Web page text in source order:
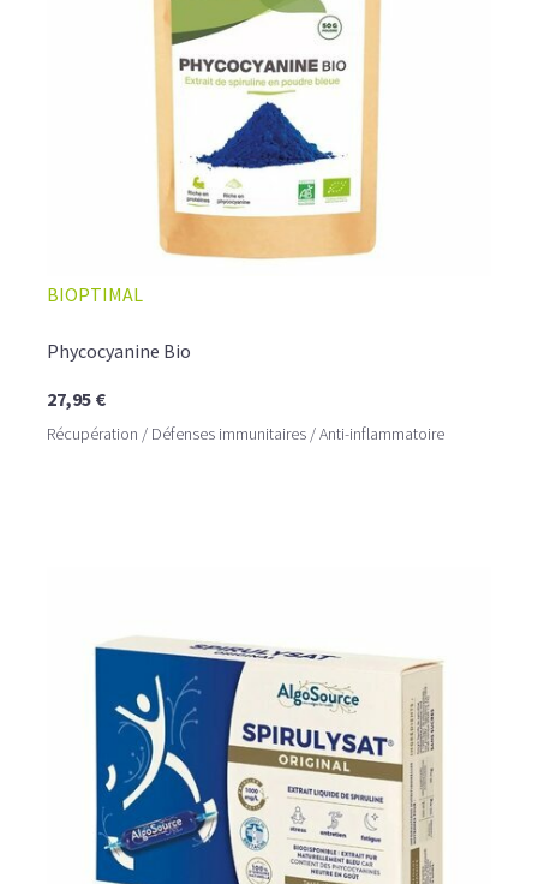
1 cuil. à soupe de sirop d'érable
Mixez jusqu'à obtenir une consistance lisse et
homogène. Versez dans un verre et dégustez
BIOPTIMAL
Phycocyanine Bio
27,95 €
Récupération / Défenses immunitaires / Anti-inflammatoire